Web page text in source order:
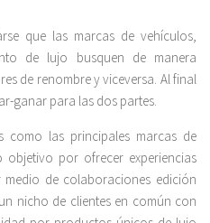
que las marcas de vehículos,
de lujo busquen de manera
de renombre y viceversa. Al final
ganar para las dos partes.
como las principales marcas de
objetivo por ofrecer experiencias
de colaboraciones edición
nicho de clientes en común con